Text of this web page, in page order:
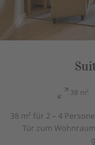
38 m²
38 m² für 2 – 4
Tür zum